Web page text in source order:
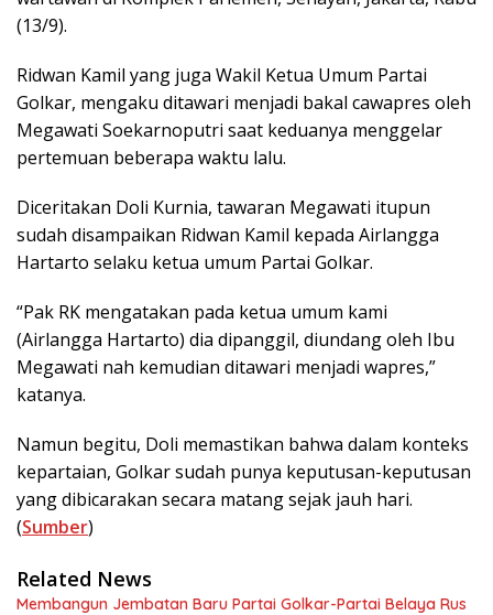
(13/9).
Ridwan Kamil yang juga Wakil Ketua Umum Partai
Golkar, mengaku ditawari menjadi bakal cawapres oleh
Megawati Soekarnoputri saat keduanya menggelar
pertemuan beberapa waktu lalu.
Diceritakan Doli Kurnia, tawaran Megawati itupun
sudah disampaikan Ridwan Kamil kepada Airlangga
Hartarto selaku ketua umum Partai Golkar.
“Pak RK mengatakan pada ketua umum kami
(Airlangga Hartarto) dia dipanggil, diundang oleh Ibu
Megawati nah kemudian ditawari menjadi wapres,”
katanya.
Namun begitu, Doli memastikan bahwa dalam konteks
kepartaian, Golkar sudah punya keputusan-keputusan
yang dibicarakan secara matang sejak jauh hari.
(Sumber)
Related News
Membangun Jembatan Baru Partai Golkar-Partai Belaya Rus